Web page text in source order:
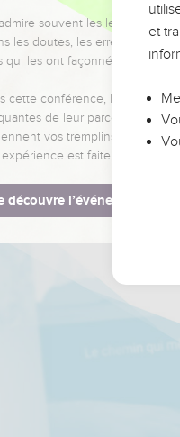
souvent les leaders pour
les doutes, les erreurs et les
qui les ont façonnés.
cette conférence, leaders,
de leur parcours et les
vos tremplins. Que
est faite pour vous.
découvre l’événement
et